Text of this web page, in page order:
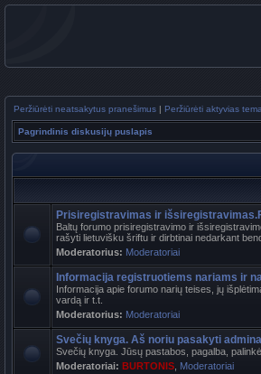
Peržiūrėti neatsakytus pranešimus | Peržiūrėti aktyvias
Pagrindinis diskusijų puslapis
Prisiregistravimas ir
Baltų forumo prisiregistravimo ir
rašyti lietuvišku šriftu ir dirbtinai nedarkant
Moderatorius: Moderatoriai
Informacija registruotiems nariams ir
Informacija apie forumo narių teises, jų
vardą ir t.t.
Moderatorius: Moderatoriai
Svečių knyga. Aš noriu pasakyti
Svečių knyga. Jūsų pastabos, pagalba,
Moderatoriai: BURTONIS Moderatoriai